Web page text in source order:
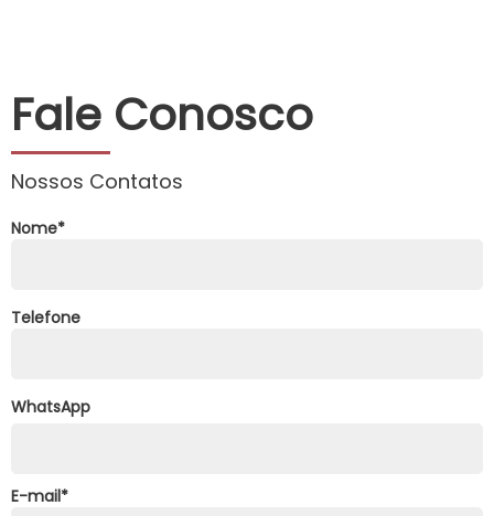
Fale Conosco
Nossos Contatos
Nome*
Telefone
WhatsApp
E-mail*